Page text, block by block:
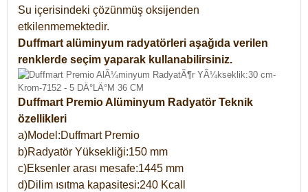
Su içerisindeki çözünmüş oksijenden
etkilenmemektedir.
Duffmart alüminyum radyatörleri aşağıda verilen
renklerde seçim yaparak kullanabilirsiniz.
Duffmart Premio Alüminyum Radyatör Teknik
özellikleri
a)Model:Duffmart Premio
b)Radyatör Yüksekliği:150 mm
c)Eksenler arası mesafe:1445 mm
d)Dilim ısıtma kapasitesi:240 Kcall